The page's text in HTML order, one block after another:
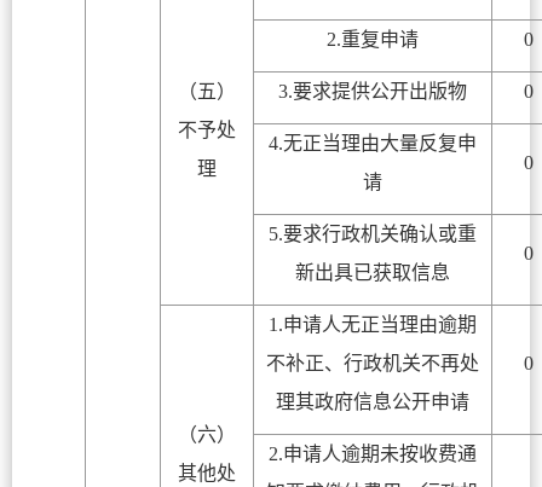
（五）
不予处
理
2.重复申请 0
3.要求提供公开出版物 0
4.无正当理由大量反复申
请
0
5.要求行政机关确认或重
新出具已获取信息
0
（六）
其他处
1.申请人无正当理由逾期
不补正、行政机关不再处
理其政府信息公开申请
0
2.申请人逾期未按收费通